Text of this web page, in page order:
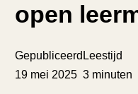
open
Gepubliceerd
19 mei 2025
Leestijd
3 minuten